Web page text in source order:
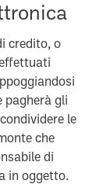
credito, o
pagherà gli
le
che
di
in oggetto.